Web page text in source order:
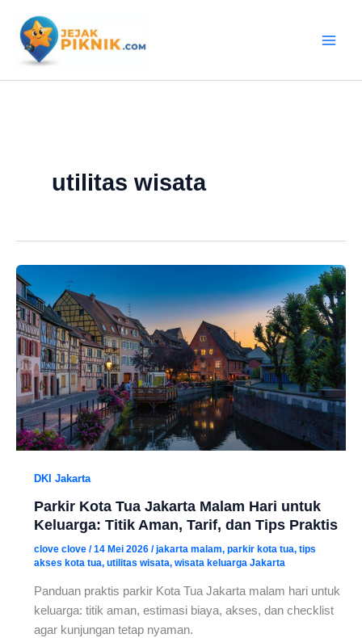
konten
utilitas wisata
DKI Jakarta
Parkir Kota Tua Jakarta Malam Hari untuk
Keluarga: Titik Aman, Tarif, dan Tips Praktis
clove clove /14 Mei 2026 /jakarta malam, parkir kota tua, tips
akses kota tua, utilitas wisata, wisata keluarga Jakarta
Panduan praktis parkir Kota Tua Jakarta malam hari untuk
keluarga: titik aman, estimasi biaya, akses, dan checklist
agar kunjungan tetap nyaman.